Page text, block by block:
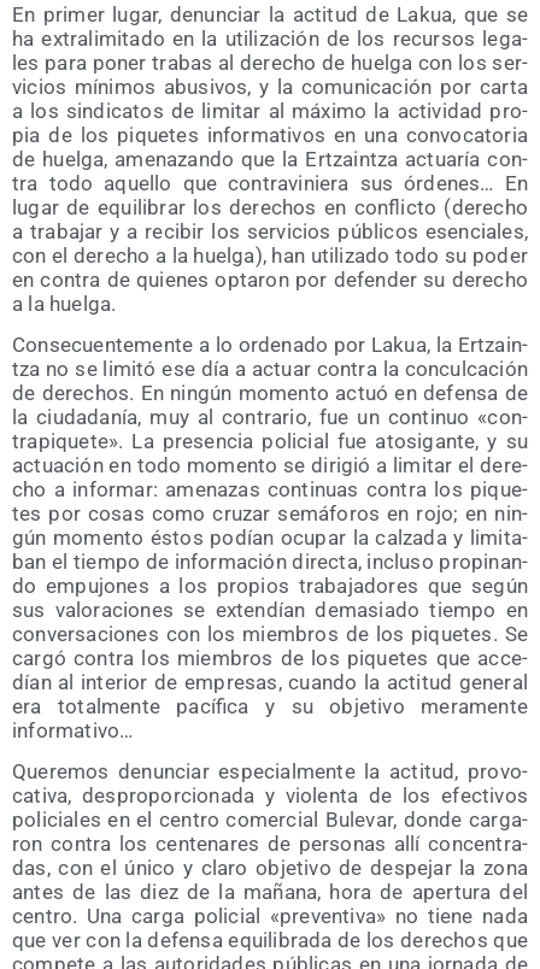
En pri­mer lugar, denun­ciar la acti­tud de Lakua, que se
ha extra­li­mi­ta­do en la uti­li­za­ción de los recur­sos lega­
les para poner tra­bas al dere­cho de huel­ga con los ser­
vi­cios míni­mos abu­si­vos, y la comu­ni­ca­ción por car­ta
a los sin­di­ca­tos de limi­tar al máxi­mo la acti­vi­dad pro­
pia de los pique­tes infor­ma­ti­vos en una con­vo­ca­to­ria
de huel­ga, ame­na­zan­do que la Ertzain­tza actua­ría con­
tra todo aque­llo que con­tra­vi­nie­ra sus órde­nes… En
lugar de equi­li­brar los dere­chos en con­flic­to (dere­cho
a tra­ba­jar y a reci­bir los ser­vi­cios públi­cos esen­cia­les,
con el dere­cho a la huel­ga), han uti­li­za­do todo su poder
en con­tra de quie­nes opta­ron por defen­der su dere­cho
a la huelga.
Con­se­cuen­te­men­te a lo orde­na­do por Lakua, la Ertzain­
tza no se limi­tó ese día a actuar con­tra la con­cul­ca­ción
de dere­chos. En nin­gún momen­to actuó en defen­sa de
la ciu­da­da­nía, muy al con­tra­rio, fue un con­ti­nuo «con­
tra­pi­que­te». La pre­sen­cia poli­cial fue ato­si­gan­te, y su
actua­ción en todo momen­to se diri­gió a limi­tar el dere­
cho a infor­mar: ame­na­zas con­ti­nuas con­tra los pique­
tes por cosas como cru­zar semá­fo­ros en rojo; en nin­
gún momen­to éstos podían ocu­par la cal­za­da y limi­ta­
ban el tiem­po de infor­ma­ción direc­ta, inclu­so pro­pi­nan­
do empu­jo­nes a los pro­pios tra­ba­ja­do­res que según
sus valo­ra­cio­nes se exten­dían dema­sia­do tiem­po en
con­ver­sa­cio­nes con los miem­bros de los pique­tes. Se
car­gó con­tra los miem­bros de los pique­tes que acce­
dían al inte­rior de empre­sas, cuan­do la acti­tud gene­ral
era total­men­te pací­fi­ca y su obje­ti­vo mera­men­te
informativo…
Que­re­mos denun­ciar espe­cial­men­te la acti­tud, pro­vo­
ca­ti­va, des­pro­por­cio­na­da y vio­len­ta de los efec­ti­vos
poli­cia­les en el cen­tro comer­cial Bule­var, don­de car­ga­
ron con­tra los cen­te­na­res de per­so­nas allí con­cen­tra­
das, con el úni­co y cla­ro obje­ti­vo de des­pe­jar la zona
antes de las diez de la maña­na, hora de aper­tu­ra del
cen­tro. Una car­ga poli­cial «pre­ven­ti­va» no tie­ne nada
que ver con la defen­sa equi­li­bra­da de los dere­chos que